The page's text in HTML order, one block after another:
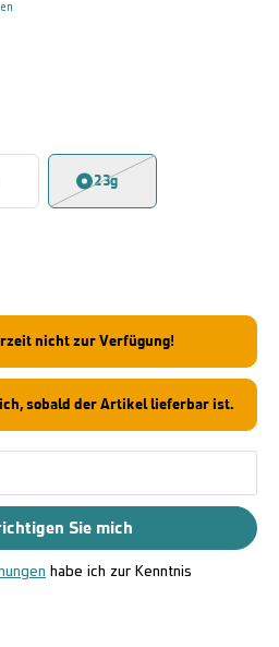
23g
nicht zur Verfügung!
sobald der Artikel lieferbar ist.
Sie mich
habe ich zur Kenntnis